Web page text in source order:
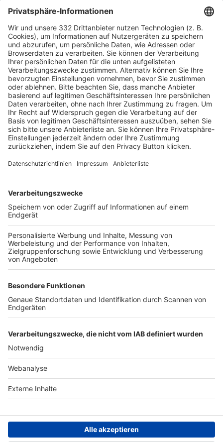
HÄUFIG BESUCHTE SEITEN
Pässe und Vereinswechsel
Trainerausbildung
Schulungsangebot Vereinsmitarbeiter
BFV-Geschäftsstellen
Trainerbörse
Login SpielPlus
FOLGE DEM BFV
TOP-VEREINE
TOP-PARTNER
Nutzungsbedingungen Datenschutz Impressum